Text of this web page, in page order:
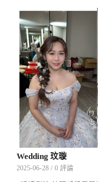
Wedding 玟璇
2025-06-28 / 0 評論